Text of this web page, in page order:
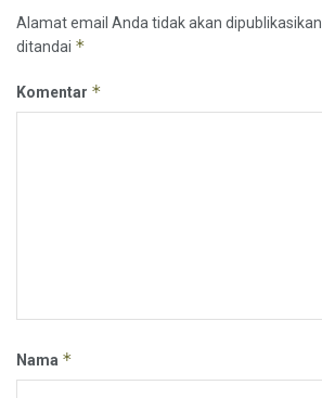
Alamat email Anda tidak akan dipublikasikan.
ditandai *
Komentar *
Nama *